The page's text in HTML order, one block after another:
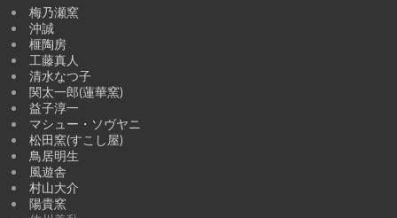
梅乃瀬窯
沖誠
榧陶房
工藤真人
清水なつ子
関太一郎(蓮華窯)
益子淳一
マシュー・ソヴヤニ
松田窯(すこし屋)
鳥居明生
風遊舎
村山大介
陽貴窯